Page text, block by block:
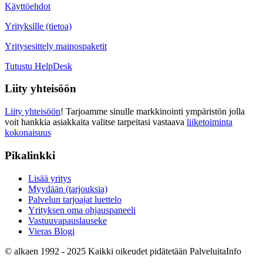
Käyttöehdot
Yrityksille (tietoa)
Yritysesittely mainospaketit
Tutustu HelpDesk
Liity yhteisöön
Liity yhteisöön! Tarjoamme sinulle markkinointi ympäristön jolla
voit hankkia asiakkaita valitse tarpeitasi vastaava liiketoiminta
kokonaisuus
Pikalinkki
Lisää yritys
Myydään (tarjouksia)
Palvelun tarjoajat luettelo
Yrityksen oma ohjauspaneeli
Vastuuvapauslauseke
Vieras Blogi
© alkaen 1992 - 2025 Kaikki oikeudet pidätetään PalveluitaInfo